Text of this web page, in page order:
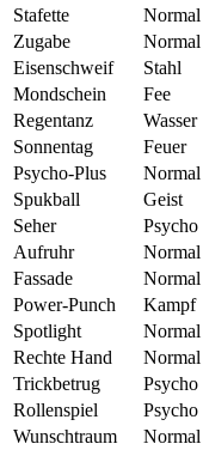
Stafette
Normal
Zugabe
Normal
Eisenschweif
Stahl
Mondschein
Fee
Regentanz
Wasser
Sonnentag
Feuer
Psycho-Plus
Normal
Spukball
Geist
Seher
Psycho
Aufruhr
Normal
Fassade
Normal
Power-Punch
Kampf
Spotlight
Normal
Rechte Hand
Normal
Trickbetrug
Psycho
Rollenspiel
Psycho
Wunschtraum
Normal